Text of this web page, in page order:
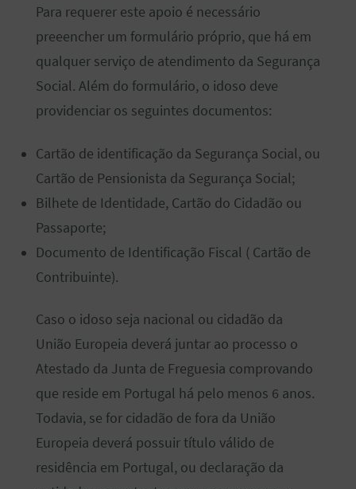
Para requerer este apoio é necessário
preeencher um formulário próprio, que há em
qualquer serviço de atendimento da Segurança
Social. Além do formulário, o idoso deve
providenciar os seguintes documentos:
Cartão de identificação da Segurança Social, ou
Cartão de Pensionista da Segurança Social;
Bilhete de Identidade, Cartão do Cidadão ou
Passaporte;
Documento de Identificação Fiscal ( Cartão de
Contribuinte).
Caso o idoso seja nacional ou cidadão da
União Europeia deverá juntar ao processo o
Atestado da Junta de Freguesia comprovando
que reside em Portugal há pelo menos 6 anos.
Todavia, se for cidadão de fora da União
Europeia deverá possuir título válido de
residência em Portugal, ou declaração da